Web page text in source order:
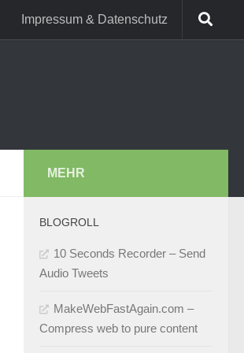
Impressum & Datenschutz
MEHR
BLOGROLL
10 Seconds Recorder – Send
Audio Tweets
MakeWebFastAgain.com –
Compress web to pure content